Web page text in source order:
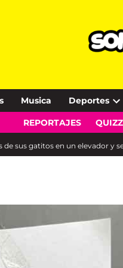
Musica Deportes
REPORTAJES
sus gatitos en un elevador y